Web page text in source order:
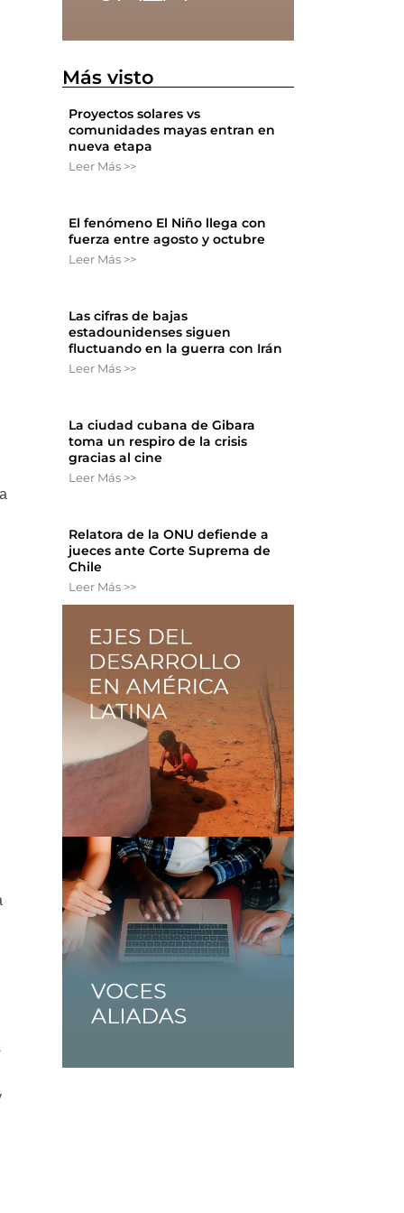
Más visto
Proyectos solares vs
comunidades mayas entran en
nueva etapa
Leer Más >>
El fenómeno El Niño llega con
fuerza entre agosto y octubre
Leer Más >>
Las cifras de bajas
estadounidenses siguen
fluctuando en la guerra con Irán
Leer Más >>
La ciudad cubana de Gibara
toma un respiro de la crisis
gracias al cine
Leer Más >>
Relatora de la ONU defiende a
jueces ante Corte Suprema de
Chile
Leer Más >>